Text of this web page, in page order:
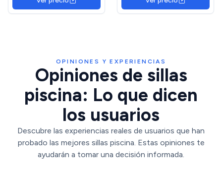
Unidades, Acero Ligero,
Portavasos y
Unidades, Acero Ligero,
Portavasos y
OPINIONES Y EXPERIENCIAS
Opiniones de sillas
piscina: Lo que dicen
los usuarios
Descubre las experiencias reales de usuarios que han
probado las mejores sillas piscina. Estas opiniones te
ayudarán a tomar una decisión informada.